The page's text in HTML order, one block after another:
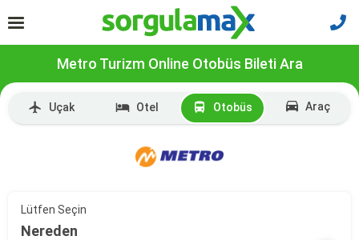
Metro Turizm Online Otobüs Bileti Ara
Uçak Otel Otobüs Araç
Lütfen Seçin
Nereden